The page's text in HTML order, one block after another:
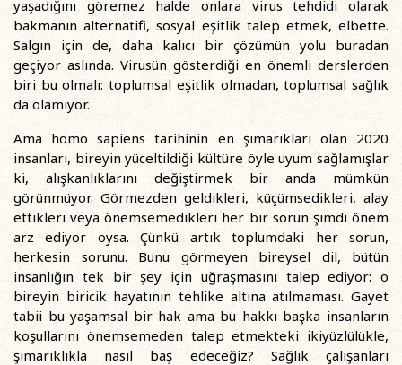
yaşadığını göremez halde onlara virus tehdidi olarak
bakmanın alternatifi, sosyal eşitlik talep etmek, elbette.
Salgın için de, daha kalıcı bir çözümün yolu buradan
geçiyor aslında. Virusün gösterdiği en önemli derslerden
biri bu olmalı: toplumsal eşitlik olmadan, toplumsal sağlık
da olamıyor.
Ama homo sapiens tarihinin en şımarıkları olan 2020
insanları, bireyin yüceltildiği kültüre öyle uyum sağlamışlar
ki, alışkanlıklarını değiştirmek bir anda mümkün
görünmüyor. Görmezden geldikleri, küçümsedikleri, alay
ettikleri veya önemsemedikleri her bir sorun şimdi önem
arz ediyor oysa. Çünkü artık toplumdaki her sorun,
herkesin sorunu. Bunu görmeyen bireysel dil, bütün
insanlığın tek bir şey için uğraşmasını talep ediyor: o
bireyin biricik hayatının tehlike altına atılmaması. Gayet
tabii bu yaşamsal bir hak ama bu hakkı başka insanların
koşullarını önemsemeden talep etmekteki ikiyüzlülükle,
şımarıklıkla nasıl baş edeceğiz? Sağlık çalışanları